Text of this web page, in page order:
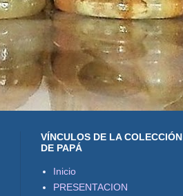
VÍNCULOS DE LA COLECCIÓN
DE PAPÁ
Inicio
PRESENTACION